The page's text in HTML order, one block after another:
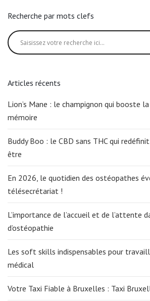
Recherche par mots clefs
Articles récents
Lion’s Mane : le champignon qui booste
mémoire
Buddy Boo : le CBD sans THC qui
être
En 2026, le quotidien des ostéopathes
télésecrétariat !
L’importance de l’accueil et de l’attente
d’ostéopathie
Les soft skills indispensables pour
médical
Votre Taxi Fiable à Bruxelles : Taxi